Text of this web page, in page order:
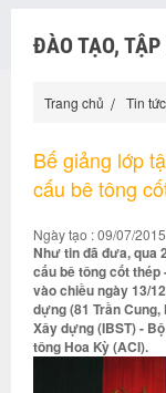
ĐÀO TẠO, TẬP
Trang chủ Tin tức
Bế giảng lớp
cấu bê tông
Ngày tạo : 09/07/2015
Như tin đã đưa, qua
cấu bê tông cốt thép
vào chiều ngày 13/
dựng (81 Trần Cung,
Xây dựng (IBST) -
tông Hoa Kỳ (ACI).